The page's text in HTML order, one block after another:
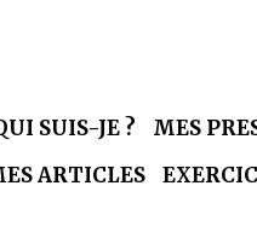
SUIS-JE ? MES
ARTICLES